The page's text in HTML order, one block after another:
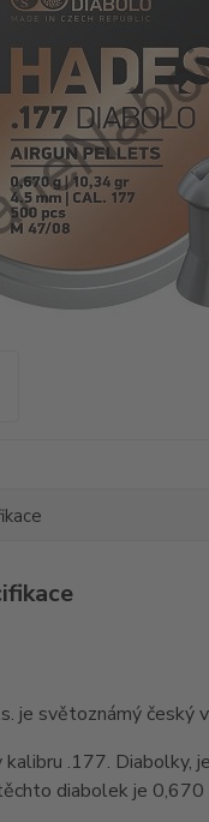
je světoznámý
.177. Diabolky,
diabolek je 0,670